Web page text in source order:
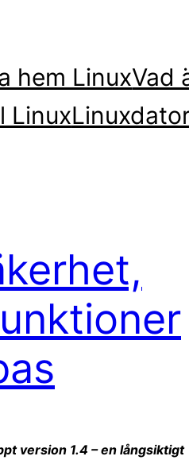
hem LinuxVad
Linux
version 1.4 – en långsiktigt